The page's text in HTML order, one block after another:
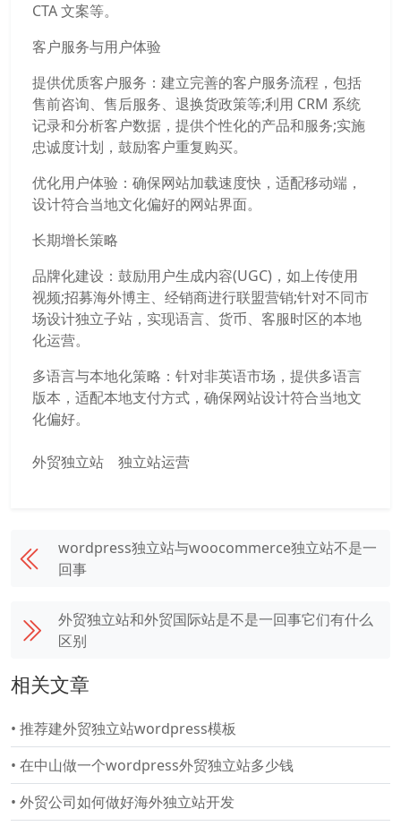
CTA 文案等。
客户服务与用户体验
提供优质客户服务：建立完善的客户服务流程，包括
售前咨询、售后服务、退换货政策等;利用 CRM 系统
记录和分析客户数据，提供个性化的产品和服务;实施
忠诚度计划，鼓励客户重复购买。
优化用户体验：确保网站加载速度快，适配移动端，
设计符合当地文化偏好的网站界面。
长期增长策略
品牌化建设：鼓励用户生成内容(UGC)，如上传使用
视频;招募海外博主、经销商进行联盟营销;针对不同市
场设计独立子站，实现语言、货币、客服时区的本地
化运营。
多语言与本地化策略：针对非英语市场，提供多语言
版本，适配本地支付方式，确保网站设计符合当地文
化偏好。
外贸独立站 独立站运营
wordpress独立站与woocommerce独立站不是一
回事
外贸独立站和外贸国际站是不是一回事它们有什么
区别
相关文章
• 推荐建外贸独立站wordpress模板
• 在中山做一个wordpress外贸独立站多少钱
• 外贸公司如何做好海外独立站开发